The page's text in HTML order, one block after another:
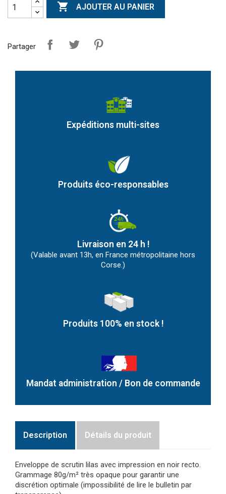
 AJOUTER AU PANIER
Partager
Expéditions multi-sites
Produits éco-responsables
Livraison en 24 h !
(Valable avant 13h, en France métropolitaine hors
Corse.)
Produits 100% en stock !
Mandat administration / Bon de commande
Description Détails du produit
Enveloppe de scrutin lilas avec impression en noir recto.
Grammage 80g/m² très opaque pour garantir une
discrétion optimale (impossibilité de lire le bulletin par